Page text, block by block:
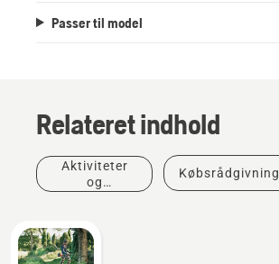
Passer til model
Relateret indhold
Aktiviteter
og
Købsrådgivning